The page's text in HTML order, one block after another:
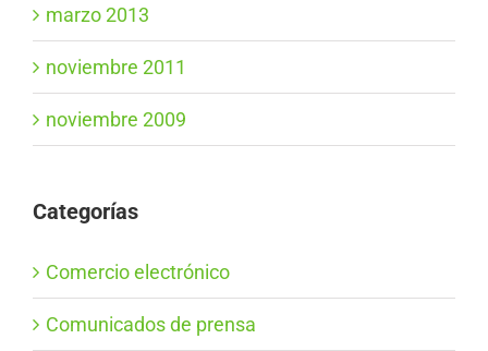
marzo 2013
noviembre 2011
noviembre 2009
Categorías
Comercio electrónico
Comunicados de prensa